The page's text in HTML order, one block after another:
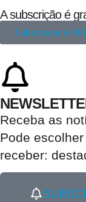
A subscrição é
Subscrever a
Receba as
Pode
receber: